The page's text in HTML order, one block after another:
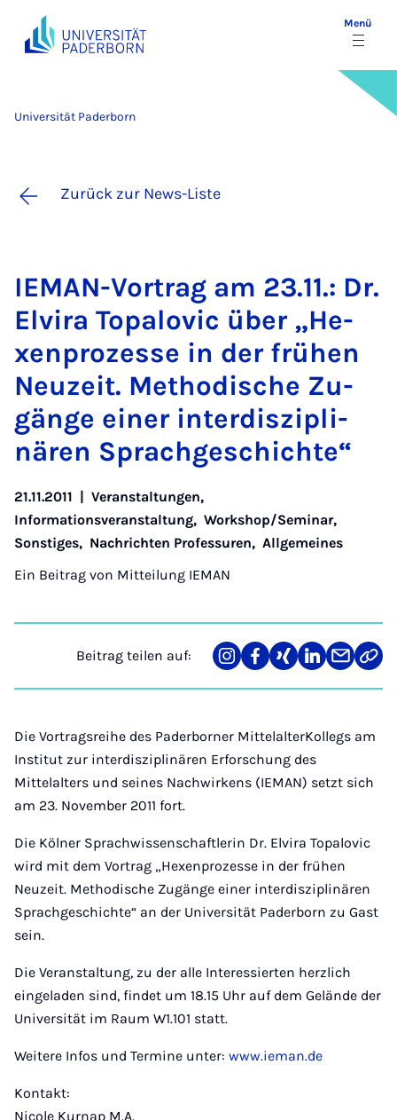
Menü
Universität Paderborn
Zurück zur News-Liste
IE­MAN-Vor­trag am 23.11.: Dr.
El­vi­ra To­pa­lo­vic über „He­
xen­pro­zes­se in der frü­hen
Neu­zeit. Me­tho­di­sche Zu­
gän­ge ei­ner in­ter­dis­zi­pli­
nären Sprach­ge­schich­te“
21.11.2011 | Veranstaltungen,
Informationsveranstaltung, Workshop/Seminar,
Sonstiges, Nachrichten Professuren, Allgemeines
Ein Beitrag von Mitteilung IEMAN
Beitrag teilen auf:
Teilen
auf
Teilen
auf
Teilen
auf
Teilen
auf
Teilen
über
Mail
Link
Die Vortragsreihe des Paderborner MittelalterKollegs am
Institut zur interdisziplinären Erforschung des
Mittelalters und seines Nachwirkens (IEMAN) setzt sich
am 23. November 2011 fort.
Die Kölner Sprachwissenschaftlerin Dr. Elvira Topalovic
wird mit dem Vortrag „Hexenprozesse in der frühen
Neuzeit. Methodische Zugänge einer interdisziplinären
Sprachgeschichte“ an der Universität Paderborn zu Gast
sein.
Die Veranstaltung, zu der alle Interessierten herzlich
eingeladen sind, findet um 18.15 Uhr auf dem Gelände der
Universität im Raum W1.101 statt.
Weitere Infos und Termine unter: www.ieman.de
Kontakt:
Nicole Kurnap M.A.